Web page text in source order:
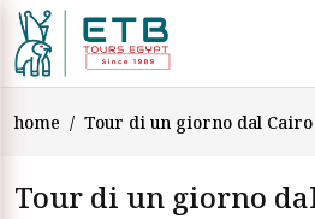
home Tour di un giorno dal
Tour di un giorno